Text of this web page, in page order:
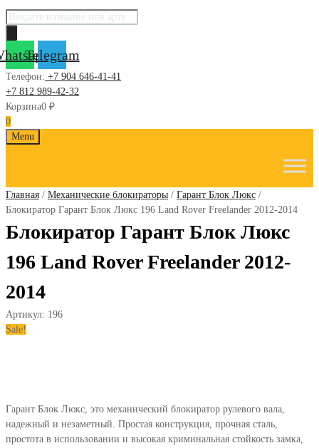
Поиск
Telegram
Телефон: +7 904 646-41-41
+7 812 989-42-32
Корзина0 ₽
0
Skip
Menu
Главная / Механические блокираторы / Гарант Блок Люкс /
Блокиратор Гарант Блок Люкс 196 Land Rover Freelander 2012-2014
Блокиратор Гарант Блок Люкс
196 Land Rover Freelander 2012-
2014
Артикул: 196
Sale!
Гарант Блок Люкс, это механический блокиратор рулевого вала,
надежный и незаметный. Простая конструкция, прочная сталь,
простота в использовании и высокая криминальная стойкость замка,